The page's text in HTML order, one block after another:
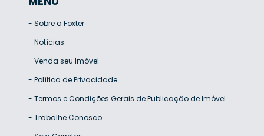
- Sobre a Foxter
- Notícias
- Venda seu Imóvel
- Política de Privacidade
- Termos e Condições Gerais de Publicação de Imóvel
- Trabalhe Conosco